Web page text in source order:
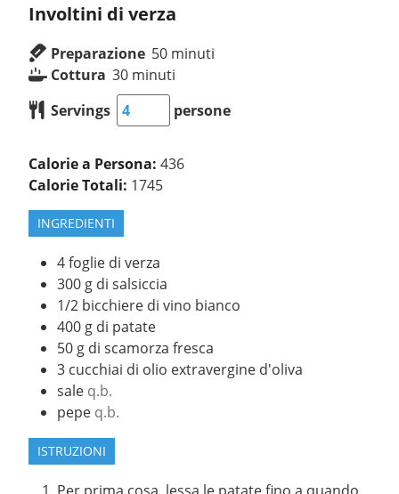
Involtini di verza
Preparazione 50 minuti
Cottura 30 minuti
Servings
persone
Calorie a Persona:436
Calorie Totali: 1745
INGREDIENTI
4foglie di verza
300 g di salsiccia
1/2 bicchiere di vino bianco
400 g di patate
50 g di scamorza fresca
3 cucchiai di olio extravergine d'oliva
sale q.b.
pepe q.b.
ISTRUZIONI